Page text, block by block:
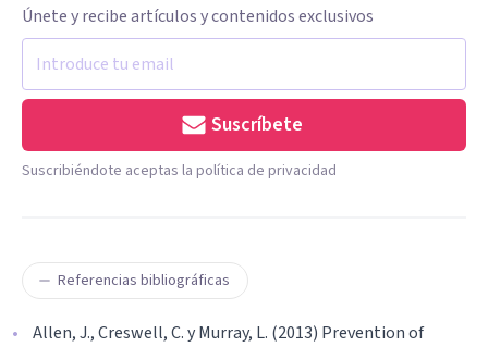
Únete y recibe artículos y contenidos exclusivos
Suscríbete
Suscribiéndote aceptas la política de privacidad
Referencias bibliográficas
Allen, J., Creswell, C. y Murray, L. (2013) Prevention of